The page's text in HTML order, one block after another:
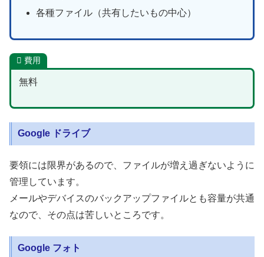
各種ファイル（共有したいもの中心）
費用
無料
Google ドライブ
要領には限界があるので、ファイルが増え過ぎないように
管理しています。
メールやデバイスのバックアップファイルとも容量が共通
なので、その点は苦しいところです。
Google フォト